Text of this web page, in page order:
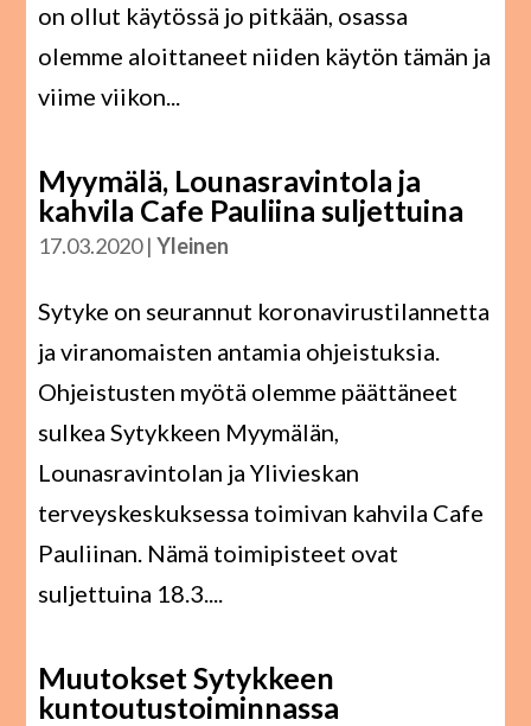
on ollut käytössä jo pitkään, osassa
olemme aloittaneet niiden käytön tämän ja
viime viikon...
Myymälä, Lounasravintola ja
kahvila Cafe Pauliina suljettuina
17.03.2020|Yleinen
Sytyke on seurannut koronavirustilannetta
ja viranomaisten antamia ohjeistuksia.
Ohjeistusten myötä olemme päättäneet
sulkea Sytykkeen Myymälän,
Lounasravintolan ja Ylivieskan
terveyskeskuksessa toimivan kahvila Cafe
Pauliinan. Nämä toimipisteet ovat
suljettuina 18.3....
Muutokset Sytykkeen
kuntoutustoiminnassa